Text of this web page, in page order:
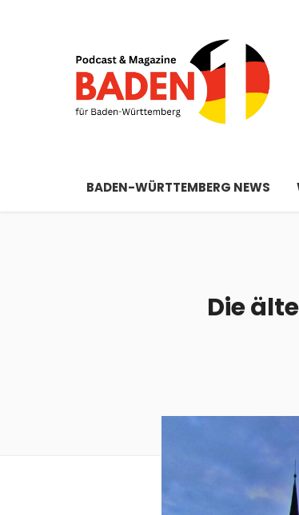
BADEN-WÜRTTEMBERG NEWS
Die